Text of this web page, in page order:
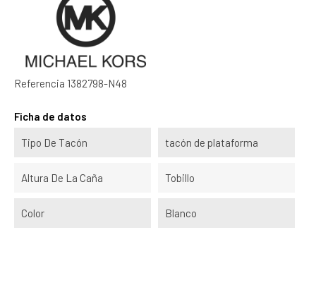
Referencia 1382798-N48
Ficha de datos
Tipo De Tacón tacón de plataforma
Altura De La Caña Tobillo
Color Blanco